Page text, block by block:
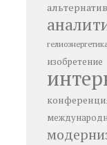
изобретение